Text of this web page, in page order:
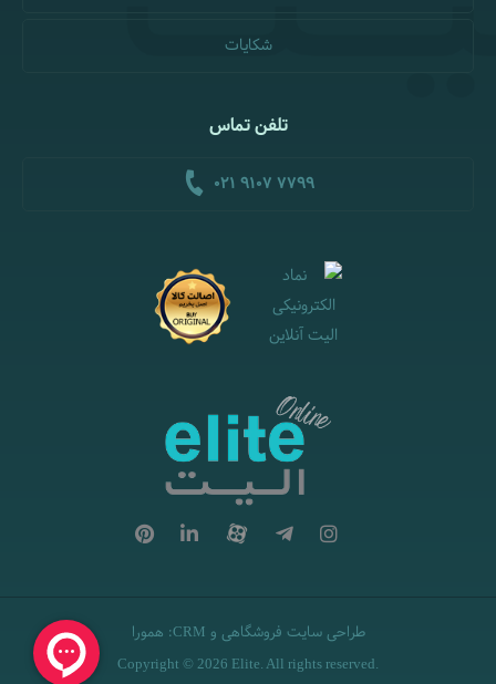
شکایات
تلفن تماس
021 9107 7799
طراحی سایت فروشگاهی و CRM
: همورا
Copyright © 2026 Elite. All rights reserved.